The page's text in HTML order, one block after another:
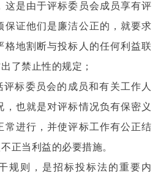
这是由于评标委员会成员享有评
保证他们是廉洁公正的，就要求
格地割断与投标人的任何利益联
了禁止性的规定；
标委员会的成员和有关工作人
，也就是对评标情况负有保密义
常进行，并使评标工作有公正结
正当利益的必要措施。
规则，是招标投标法的重要内